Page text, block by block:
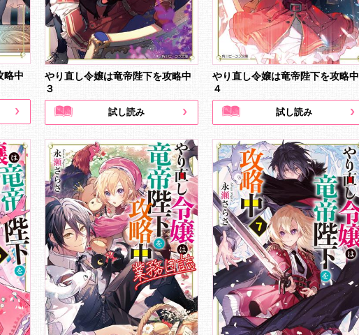
略中
やり直し令嬢は竜帝陛下を攻略中
３
試し読み
やり直し令嬢は竜帝陛下を攻略中
４
試し読み